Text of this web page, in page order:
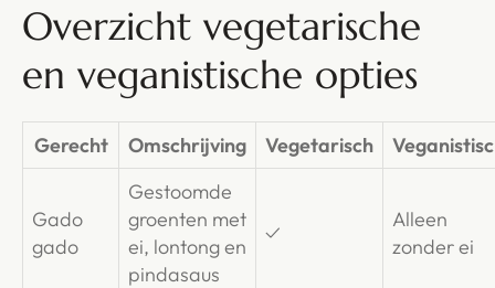
Overzicht vegetarische
en veganistische opties
Gerecht Omschrijving Vegetarisch
Gado
gado
Gestoomde
groenten met
ei, lontong en
pindasaus
✓
Alleen
zonder ei